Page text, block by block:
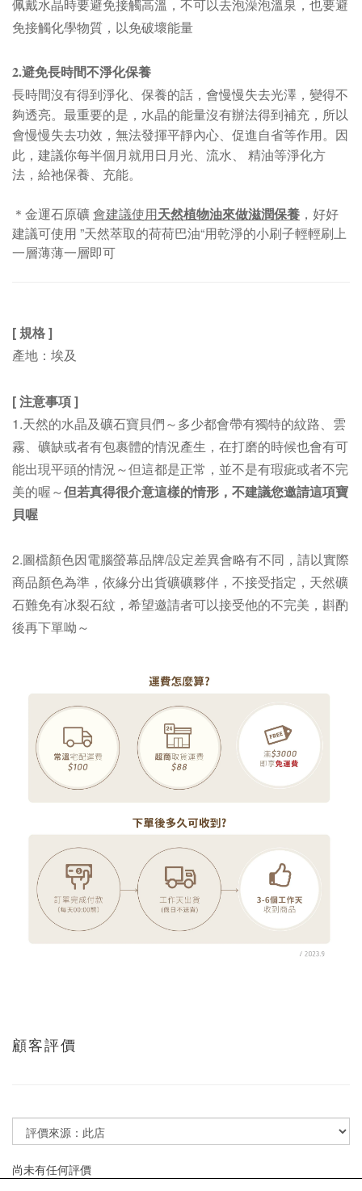
佩戴水晶時要避免接觸高溫，不可以去泡澡泡溫泉，也要避
免接觸化學物質，以免破壞能量
2.避免長時間不淨化保養
長時間沒有得到淨化、保養的話，會慢慢失去光澤，變得不
夠透亮。最重要的是，水晶的能量沒有辦法得到補充，所以
會慢慢失去功效，無法發揮平靜內心、促進自省等作用。
因
此，建議你每半個月就用日月光、流水
精油等淨化方
法，給祂保養、充能。
＊金運石原礦會建議使用天然植物油來做滋潤保養 ，好好
建議可使用 ”天然萃取的荷荷巴油“用乾淨的小刷子輕輕刷上
一層薄薄一層即可
[ 規格 ]
產地：埃及
[ 注意事項 ]
1.天然的水晶及礦石寶貝們～多少都會帶有獨特的紋路、雲
霧、礦缺或者有包裹體的情況產生，在打磨的時候也會有可
能出現平頭的情況～但這都是正常，並不是有瑕疵或者不完
美的喔～但若真得很介意這樣的情形，不建議您邀請這項寶
貝喔
2.圖檔顏色因電腦螢幕品牌/設定差異會略有不同，請以實際
商品顏色為準，依緣分出貨礦礦夥伴，不接受指定，天然礦
石難免有冰裂石紋，希望邀請者可以接受他的不完美，斟酌
後再下單呦～
顧客評價
尚未有任何評價